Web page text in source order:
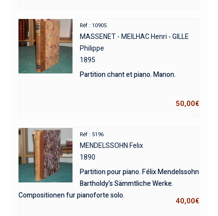
Réf : 10905
MASSENET - MEILHAC Henri - GILLE
Philippe
1895
Partition chant et piano. Manon.
50,00€
Réf : 5196
MENDELSSOHN Felix
1890
Partition pour piano. Félix Mendelssohn
Bartholdy’s Sämmtliche Werke.
Compositionen fur pianoforte solo.
40,00€